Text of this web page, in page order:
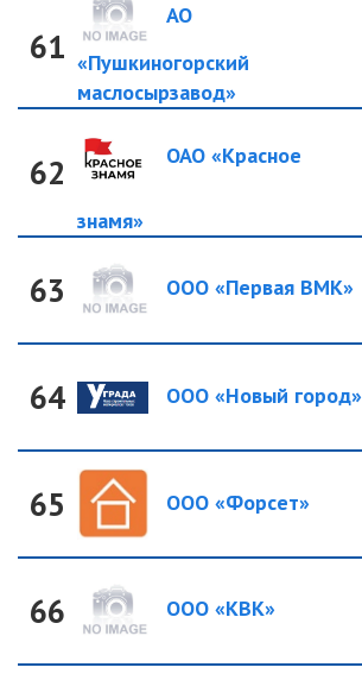
61
АО
«Пушкиногорский
маслосырзавод»
62 ОАО «Красное
знамя»
63 ООО «Первая ВМК»
64 ООО «Новый город»
65 ООО «Форсет»
66 ООО «КВК»